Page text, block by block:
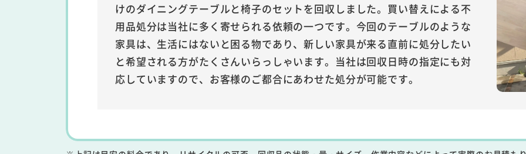
けのダイニングテーブルと椅子のセットを回収しました。買い替えによる不
用品処分は当社に多く寄せられる依頼の一つです。今回のテーブルのような
家具は、生活にはないと困る物であり、新しい家具が来る直前に処分したい
と希望される方がたくさんいらっしゃいます。当社は回収日時の指定にも対
応していますので、お客様のご都合にあわせた処分が可能です。